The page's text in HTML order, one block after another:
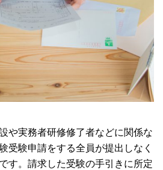
や実務者研修修了者などに関係な
受験申請をする全員が提出しなく
す。請求した受験の手引きに所定